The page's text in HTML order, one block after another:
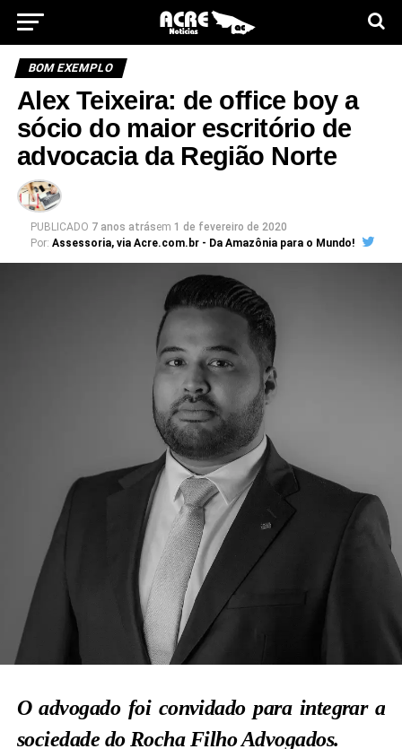
BOM EXEMPLO
Alex Teixeira: de office boy a
sócio do maior escritório de
advocacia da Região Norte
PUBLICADO 7 anos atrásem 1 de fevereiro de 2020
Por: Assessoria, via Acre.com.br - Da Amazônia para o Mundo!
O advogado foi convidado para integrar a
sociedade do Rocha Filho Advogados.